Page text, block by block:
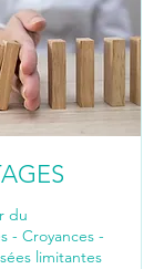
du
- Croyances -
limitantes